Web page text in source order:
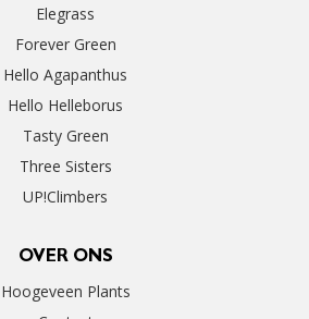
Elegrass
Forever Green
Hello Agapanthus
Hello Helleborus
Tasty Green
Three Sisters
UP!Climbers
OVER ONS
Hoogeveen Plants